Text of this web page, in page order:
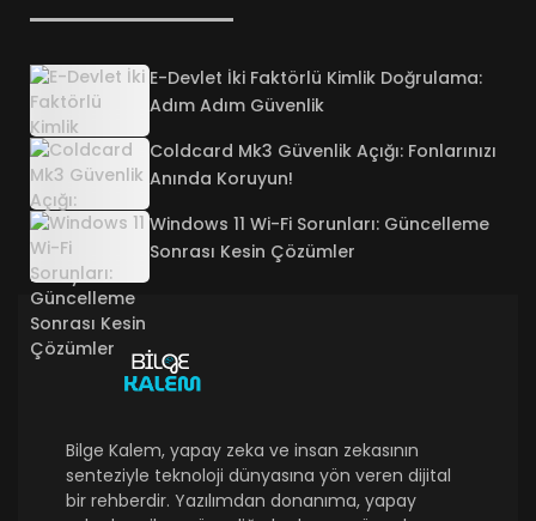
E-Devlet İki Faktörlü Kimlik Doğrulama:
Adım Adım Güvenlik
Coldcard Mk3 Güvenlik Açığı: Fonlarınızı
Anında Koruyun!
Windows 11 Wi-Fi Sorunları: Güncelleme
Sonrası Kesin Çözümler
Bilge Kalem, yapay zeka ve insan zekasının
senteziyle teknoloji dünyasına yön veren dijital
bir rehberdir. Yazılımdan donanıma, yapay